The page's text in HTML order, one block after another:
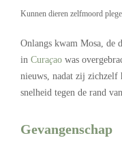
Kunnen dieren zelfmoord
Onlangs kwam Mosa, de
in Curaçao was
nieuws, nadat zij zichzelf
snelheid tegen de rand
Gevangenschap